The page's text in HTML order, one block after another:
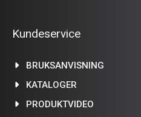
Kundeservice
BRUKSANVISNING
KATALOGER
PRODUKTVIDEO